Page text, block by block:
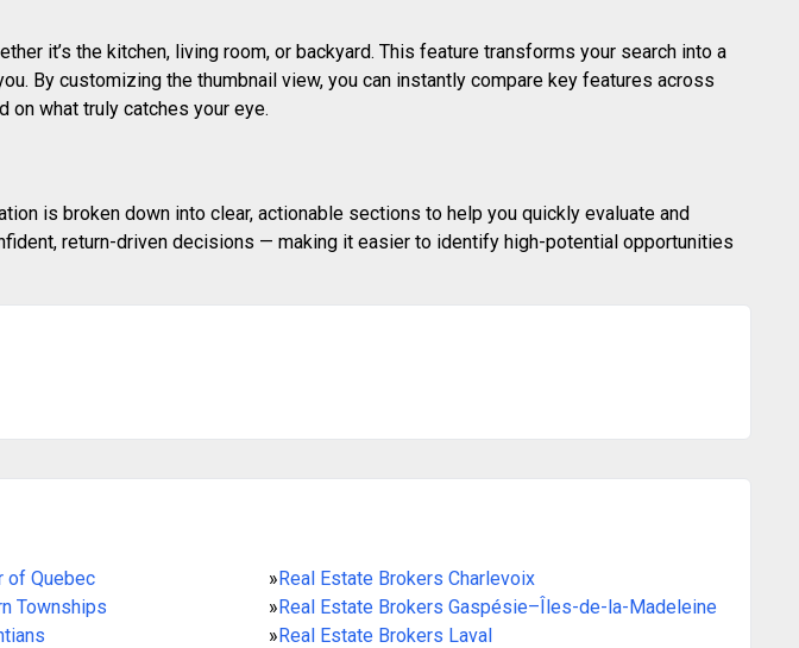
it’s the kitchen, living room, or backyard. This feature transforms your search into a
By customizing the thumbnail view, you can instantly compare key features across
what truly catches your eye.
is broken down into clear, actionable sections to help you quickly evaluate and
return-driven decisions — making it easier to identify high-potential opportunities
of Quebec »Real Estate Brokers Charlevoix
Townships »Real Estate Brokers Gaspésie–Îles-de-la-Madeleine
»Real Estate Brokers Laval